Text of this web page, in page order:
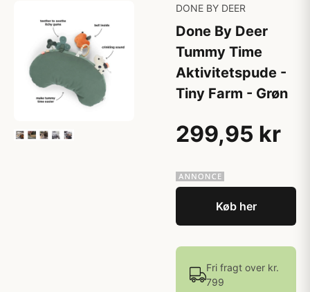
DONE BY DEER
Done By Deer
Tummy Time
Aktivitetspude -
Tiny Farm - Grøn
299,95 kr
Køb her
Fri fragt over kr.
799